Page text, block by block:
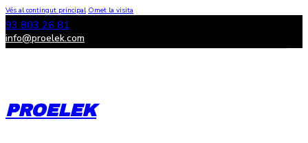
Vés al contingut principal Omet la visita
93 803 26 81
info@proelek.com
PROELEK